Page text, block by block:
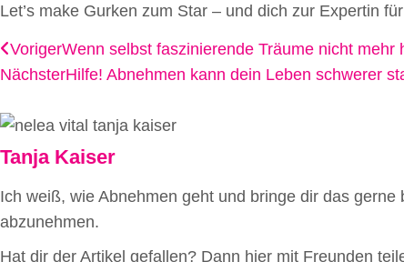
Let’s make Gurken zum Star – und dich zur Expertin
VorigerWenn selbst faszinierende Träume nicht mehr
NächsterHilfe! Abnehmen kann dein Leben schwerer
Tanja Kaiser
Ich weiß, wie Abnehmen geht und bringe dir das
abzunehmen.
Hat dir der Artikel gefallen? Dann hier mit Freunden